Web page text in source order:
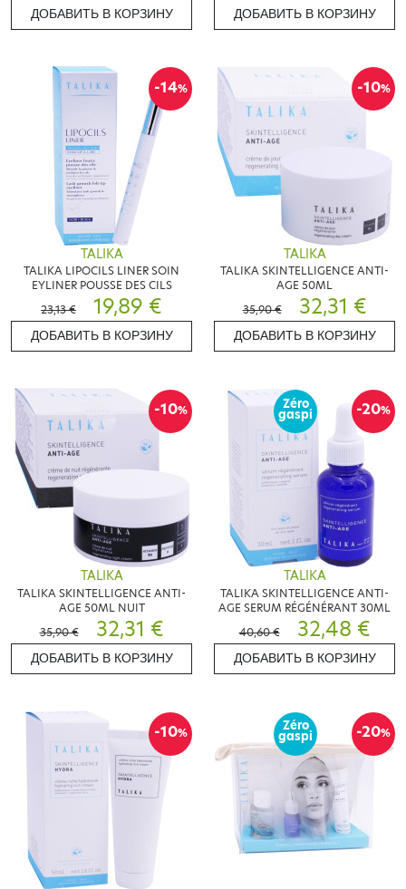
ДОБАВИТЬ В КОРЗИНУ ДОБАВИТЬ В КОРЗИНУ
-14%
TALIKA
TALIKA LIPOCILS LINER SOIN
EYLINER POUSSE DES CILS
23,13 €
19,89 €
ДОБАВИТЬ В КОРЗИНУ
-10%
TALIKA
TALIKA SKINTELLIGENCE ANTI-
AGE 50ML
35,90 €
32,31 €
ДОБАВИТЬ В КОРЗИНУ
-10%
TALIKA
TALIKA SKINTELLIGENCE ANTI-
AGE 50ML NUIT
35,90 €
32,31 €
ДОБАВИТЬ В КОРЗИНУ
-20%
Zéro
gaspi
TALIKA
TALIKA SKINTELLIGENCE ANTI-
AGE SERUM RÉGÉNÉRANT 30ML
40,60 €
32,48 €
ДОБАВИТЬ В КОРЗИНУ
-10% -20%
Zéro
gaspi